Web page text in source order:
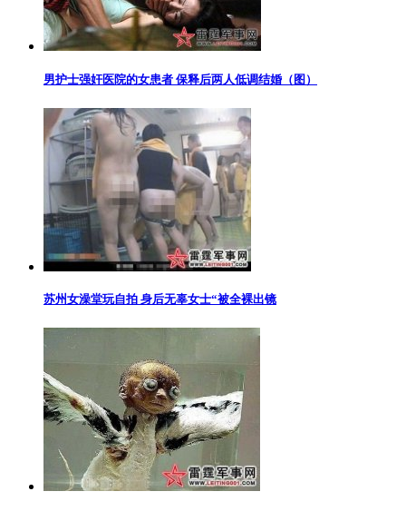
男护士强奸医院的女患者 保释后两人低调结婚（图）
苏州女澡堂玩自拍 身后无辜女士“被全裸出镜